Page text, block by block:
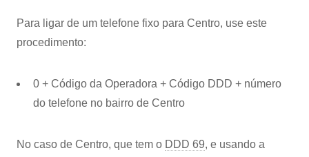
Para ligar de um telefone fixo para Centro, use este
procedimento:
0 + Código da Operadora + Código DDD + número
do telefone no bairro de Centro
No caso de Centro, que tem o DDD 69, e usando a